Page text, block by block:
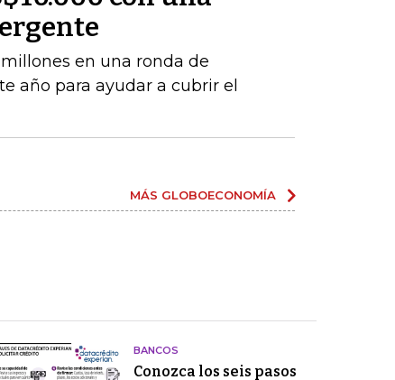
en una ronda de
año para ayudar a cubrir el
MÁS GLOBOECONOMÍA
BANCOS
Conozca los seis pasos